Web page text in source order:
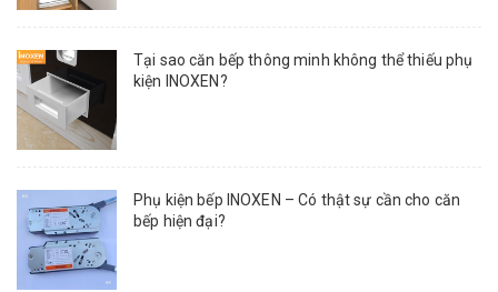
Tại sao căn bếp thông minh không thể thiếu phụ
kiện INOXEN?
Phụ kiện bếp INOXEN – Có thật sự cần cho căn
bếp hiện đại?